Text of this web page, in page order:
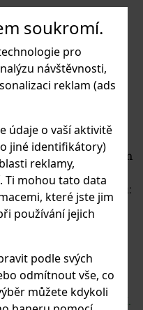
soukromí.
pro
návštěvnosti,
reklam (ads
údaje o vaší aktivitě
jiné identifikátory)
reklamy,
Ti mohou tato data
které jste jim
používání jejich
podle svých
odmítnout vše, co
můžete kdykoli
místě původní obecní
prošla v průběhu let
díky které se
a přizpůsobit
zřízenou Hlavním
rejstříku dle
obory jsou:
(VO) a literárně
studuje cca 1000
této školy.
do 18 let a probíhá ve
trvá jeden až dva
něj navazuje čtyřletý II.